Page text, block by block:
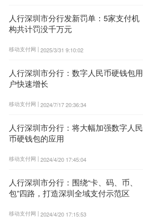
人行深圳市分行发新罚单：5家支付机
构共计罚没千万元
移动支付网 | 2025/3/31 9:10:02
人行深圳市分行：数字人民币硬钱包用
户快速增长
移动支付网 | 2024/7/17 20:36:34
人行深圳市分行：将大幅加强数字人民
币硬钱包的应用
移动支付网 | 2024/4/20 17:45:04
人行深圳市分行：围绕“卡、码、币、
包”四路，打造深圳全域支付示范区
移动支付网 | 2024/4/20 17:15:53